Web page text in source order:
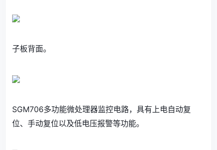
子板背面。
SGM706多功能微处理器监控电路，具有上电自动复
位、手动复位以及低电压报警等功能。